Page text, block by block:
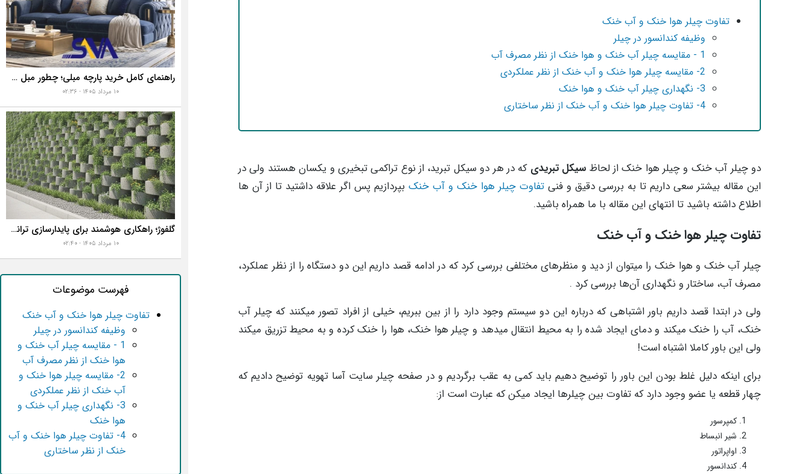
تفاوت چیلر هوا خنک و آب خنک
وظیفه کندانسور در چیلر
1 - مقایسه چیلر آب خنک و هوا خنک از نظر مصرف آب
2- مقایسه چیلر هوا خنک و آب خنک از نظر عملکردی
3- نگهداری چیلر آب خنک و هوا خنک
4- تفاوت چیلر هوا خنک و آب خنک از نظر ساختاری
دو چیلر آب خنک و چیلر هوا خنک از لحاظ سیکل تبریدی که در هر دو سیکل تبرید، از نوع تراکمی تبخیری و یکسان هستند ولی در
این مقاله بیشتر سعی داریم تا به بررسی دقیق و فنی تفاوت‌ چیلر هوا خنک و آب خنک بپردازیم پس اگر علاقه داشتید تا از آن ها
اطلاع داشته باشید تا انتهای این مقاله با ما همراه باشید.
تفاوت چیلر هوا خنک و آب خنک
چیلر آب خنک و هوا خنک را میتوان از دید و منظرهای مختلفی بررسی کرد که در ادامه قصد داریم این دو دستگاه را از نظر عملکرد،
مصرف آب، ساختار و نگهداری آن‌ها بررسی کرد .
ولی در ابتدا قصد داریم باور اشتباهی که درباره این دو سیستم وجود دارد را از بین ببریم، خیلی از افراد تصور میکنند که چیلر آب
خنک، آب را خنک میکند و دمای ایجاد شده را به محیط انتقال میدهد و چیلر هوا خنک، هوا را خنک کرده و به محیط تزریق میکند
ولی این باور کاملا اشتباه است!
برای اینکه دلیل غلط بودن این باور را توضیح دهیم باید کمی به عقب برگردیم و در صفحه چیلر سایت آسا تهویه توضیح دادیم که
چهار قطعه یا عضو وجود دارد که تفاوت بین چیلرها ایجاد میکن که عبارت است از:
کمپرسور
شیر انبساط
اواپراتور
کندانسور
راهنمای کامل خرید پارچه مبلی؛ چطور مبل خانه تان را به رخ همه بکشید؟
۱۰ مرداد ۱۴۰۵ - ۰۲:۳۶
گلفوژ؛ راهکاری هوشمند برای پایدارسازی ترانشه، ساخت دیوار حائل و زیباسازی شهری
۱۰ مرداد ۱۴۰۵ - ۰۲:۴۰
فهرست موضوعات
تفاوت چیلر هوا خنک و آب خنک
وظیفه کندانسور در چیلر
1 - مقایسه چیلر آب خنک و
هوا خنک از نظر مصرف آب
2- مقایسه چیلر هوا خنک و
آب خنک از نظر عملکردی
3- نگهداری چیلر آب خنک و
هوا خنک
4- تفاوت چیلر هوا خنک و آب
خنک از نظر ساختاری